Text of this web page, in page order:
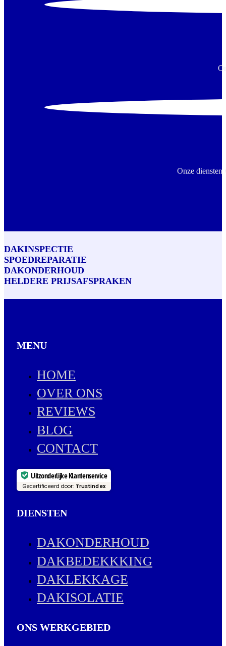
Onze diensten
DAKINSPECTIE
SPOEDREPARATIE
DAKONDERHOUD
HELDERE PRIJSAFSPRAKEN
MENU
HOME
OVER ONS
REVIEWS
BLOG
CONTACT
Uitzonderlijke Klantenservice
Gecertificeerd door: Trustindex
DIENSTEN
DAKONDERHOUD
DAKBEDEKKKING
DAKLEKKAGE
DAKISOLATIE
ONS WERKGEBIED